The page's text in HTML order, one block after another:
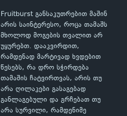
Fruitburst განსაკუთრებით მაშინ
არის საინტერესო, როცა თამაშს
მხოლოდ მოგების თვალით არ
უყურებთ. დააკვირდით,
რამდენად მარტივად ხვდებით
წესებს, რა დრო სჭირდება
თამაშის ჩატვირთვას, არის თუ
არა ღილაკები გასაგებად
განლაგებული და გრჩებათ თუ
არა სურვილი, რამდენიმე